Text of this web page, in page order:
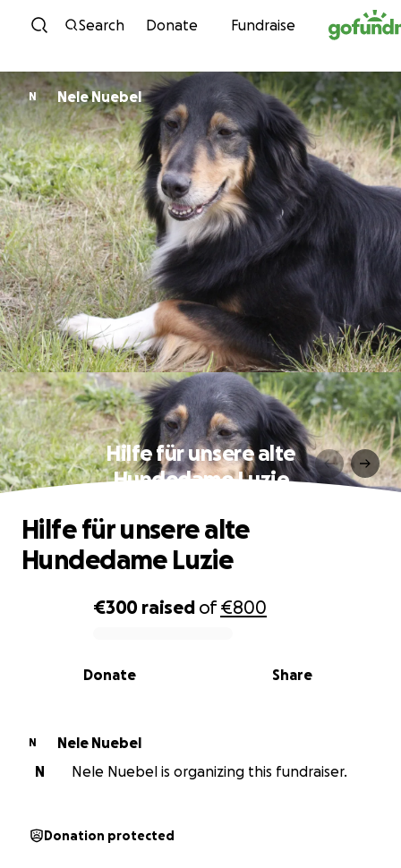
Skip to content
Search Donate Fundraise
N Nele Nuebel
Hilfe für unsere alte
Hundedame Luzie
0% complete
€300 raised of€800
Share
Donate
Hilfe für unsere alte
Hundedame Luzie
N
Nele Nuebel
N
Nele Nuebel is organizing this fundraiser.
Donation protected